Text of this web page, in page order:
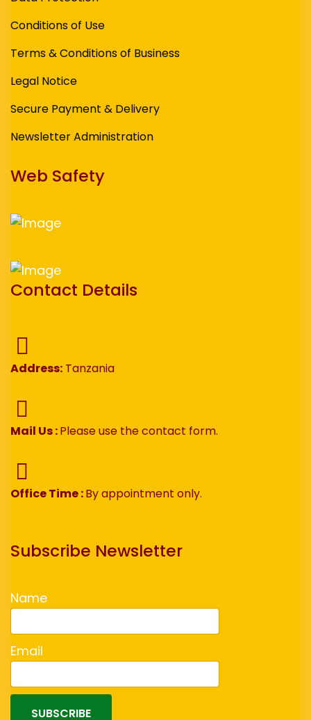
Conditions of Use
Terms & Conditions of Business
Legal Notice
Secure Payment & Delivery
Newsletter Administration
Web Safety
Contact Details
Address: Tanzania
Mail Us :Please use the contact form.
Office Time :By appointment only.
Subscribe Newsletter
Name
Email
SUBSCRIBE